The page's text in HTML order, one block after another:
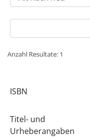
Anzahl Resultate: 1
ISBN
Titel- und
Urheberangaben